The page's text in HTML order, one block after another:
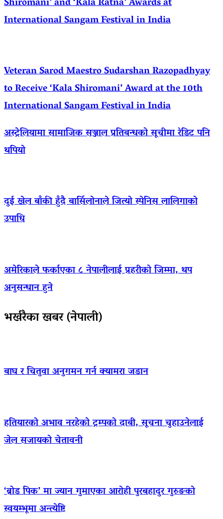
International Sangam Festival in India
Veteran Sarod Maestro Sudarshan Razopadhyay
to Receive ‘Kala Shiromani’ Award at the 10th
International Sangam Festival in India
अस्ट्रेलियामा सामाजिक सञ्जाल प्रतिबन्धको सूचीमा रेडिट पनि
थपियो
दुई खेल बाँकी हुँदै बार्सिलोनाले जित्यो स्पेनिस लालिगाको
उपाधि
अमेरिकाले फर्काएका ८ नेपालीलाई प्रहरीको जिम्मा, थप
अनुसन्धान हुने
भर्खरैका खबर (नेपाली)
बाघ र चितुवा अनुगमन गर्न क्यामरा जडान
हतियारको अभाव नरहेको ट्रम्पको दाबी, सूचना चुहाउनेलाई
जेल सजायको चेतावनी
‘ब्रोड पिक’ मा ज्यान गुमाएका आराेही पुरबहादुर गुरुङको
स्वयम्भूमा अन्त्येष्टि